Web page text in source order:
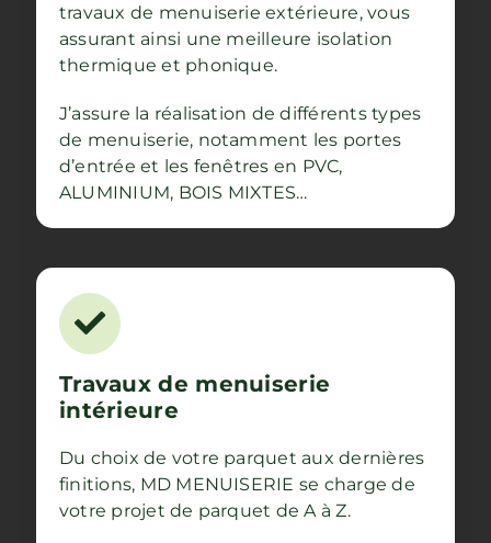
travaux de menuiserie extérieure, vous
assurant ainsi une meilleure isolation
thermique et phonique.
J’assure la réalisation de différents types
de menuiserie, notamment les portes
d’entrée et les fenêtres en PVC,
ALUMINIUM, BOIS MIXTES…
Travaux de menuiserie
intérieure
Du choix de votre parquet aux dernières
finitions, MD MENUISERIE se charge de
votre projet de parquet de A à Z.